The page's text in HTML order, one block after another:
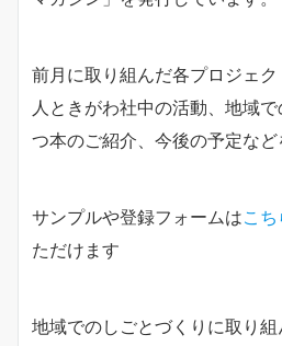
前月に取り組んだ各プロジェ
人ときがわ社中の活動、地域
つ本のご紹介、今後の予定など
サンプルや登録フォームはこ
ただけます
地域でのしごとづくりに取り